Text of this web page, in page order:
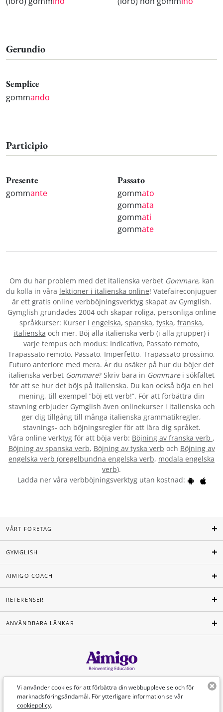
Gerundio
Semplice
gommando
Participio
Presente
gommante
Passato
gommato
gommata
gommati
gommate
Om du har problem med det italienska verbet Gommare, kan
du kolla in våra lektioner i italienska online! Vatefaireconjuguer
är ett gratis online verbböjningsverktyg skapat av Gymglish.
Gymglish grundades 2004 och skapar roliga, personliga online
språkkurser: Kurser i engelska, spanska, tyska, franska,
italienska och mer. Böj alla italienska verb (i alla grupper) i
varje tempus och modus: Indicativo, Passato remoto,
Trapassato remoto, Passato, Imperfetto, Trapassato prossimo,
Futuro anteriore med mera. Är du osäker på hur du böjer det
italienska verbet Gommare? Skriv bara in Gommarei sökfältet
för att se hur det böjs på italienska. Du kan också böja en hel
mening, till exempel ”böj ett verb!”. För att förbättra din
stavning erbjuder Gymglish även onlinekurser i italienska och
ger dig tillgång till många italienska grammatikregler,
stavnings- och böjningsregler för att lära dig språket.
Våra online verktyg för att böja verb: Böjning av franska verb ,
Böjning av spanska verb, Böjning av tyska verb och Böjning av
engelska verb (oregelbundna engelska verb, modala engelska
verb).
Ladda ner våra verbböjningsverktyg utan kostnad:
Vi använder cookies för att förbättra din webbupplevelse och för
marknadsföringsändamål. För ytterligare information se vår
cookiepolicy.
VÅRT FÖRETAG
GYMGLISH
AIMIGO COACH
REFERENSER
ANVÄNDBARA LÄNKAR
Svenska